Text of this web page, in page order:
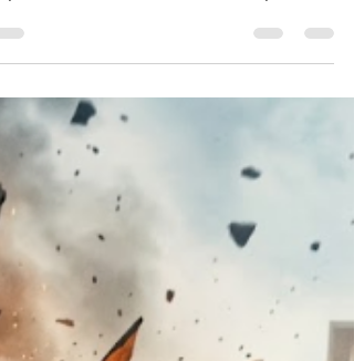
ובעל עסק חייב לשאול כדי לסיים את השנה חזק
ומדויק יותר.